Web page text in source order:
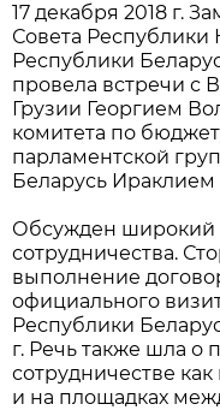
17 декабря 2018 г.
Совета Республики
Республики
провела встречи с
Грузии Георгием
комитета по
парламентской
Беларусь Ираклием
Обсужден широкий
сотрудничества.
выполнение
официального
Республики
г. Речь также шла о
сотрудничестве
и на площадках